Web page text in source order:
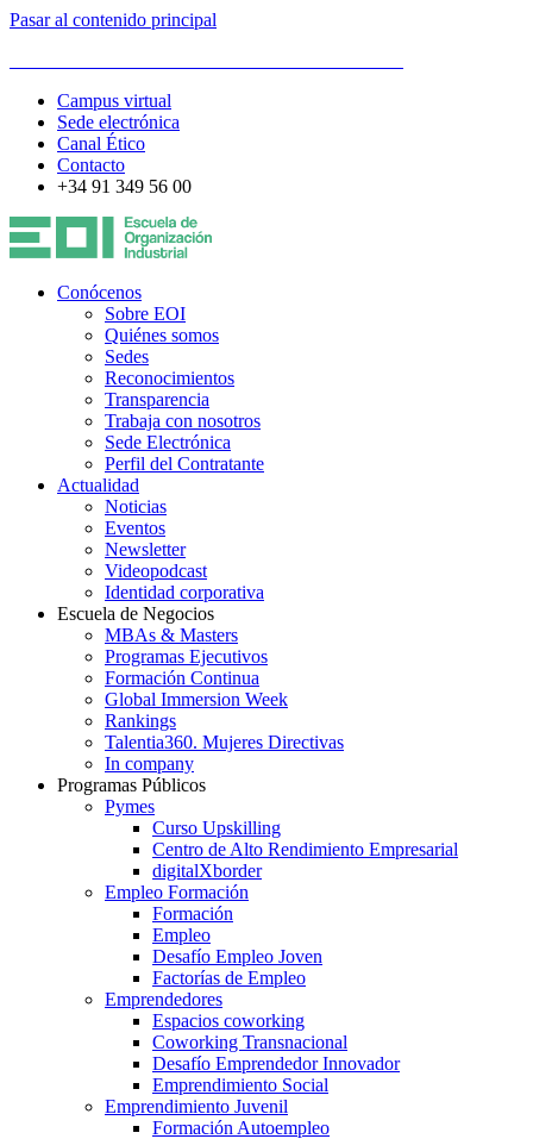
Pasar al contenido principal
Campus virtual
Sede electrónica
Canal Ético
Contacto
+34 91 349 56 00
Conócenos
Sobre EOI
Quiénes somos
Sedes
Reconocimientos
Transparencia
Trabaja con nosotros
Sede Electrónica
Perfil del Contratante
Actualidad
Noticias
Eventos
Newsletter
Videopodcast
Identidad corporativa
Escuela de Negocios
MBAs & Masters
Programas Ejecutivos
Formación Continua
Global Immersion Week
Rankings
Talentia360. Mujeres Directivas
In company
Programas Públicos
Pymes
Curso Upskilling
Centro de Alto Rendimiento Empresarial
digitalXborder
Empleo Formación
Formación
Empleo
Desafío Empleo Joven
Factorías de Empleo
Emprendedores
Espacios coworking
Coworking Transnacional
Desafío Emprendedor Innovador
Emprendimiento Social
Emprendimiento Juvenil
Formación Autoempleo